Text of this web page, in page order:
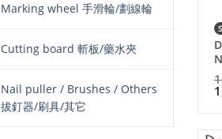
Marking wheel 手滑輪/劃線輪
Cutting board 斬板/藥水夾
Nail puller / Brushes / Others
拔釘器/刷具/其它